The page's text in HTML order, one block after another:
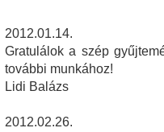
2012.01.14.
Gratulálok a szép
további munkához!
Lidi Balázs
2012.02.26.